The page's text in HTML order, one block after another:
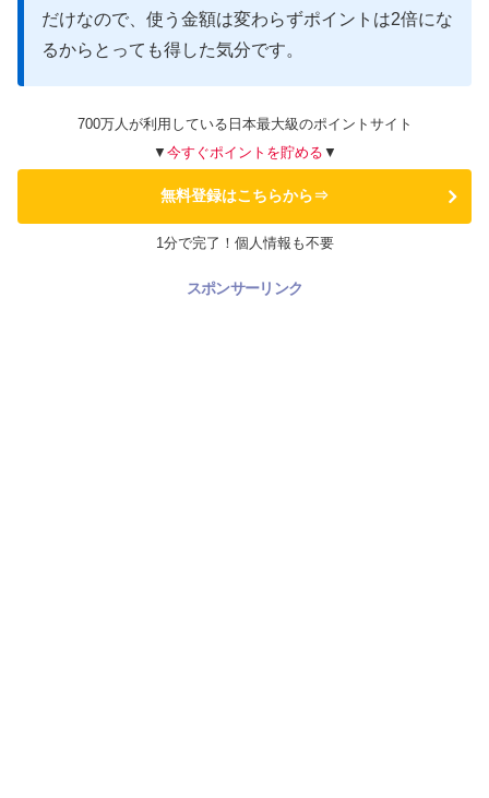
だけなので、使う金額は変わらずポイントは2倍にな
るからとっても得した気分です。
700万人が利用している日本最大級のポイントサイト
▼ 今すぐポイントを貯める ▼
無料登録はこちらから⇒
1分で完了！個人情報も不要
スポンサーリンク